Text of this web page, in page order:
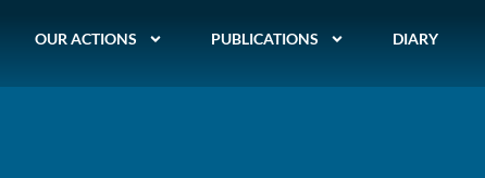
OUR ACTIONS PUBLICATIONS DIARY